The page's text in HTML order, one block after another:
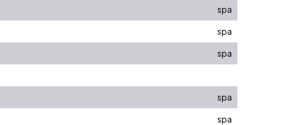
spa
spa
spa
spa
spa